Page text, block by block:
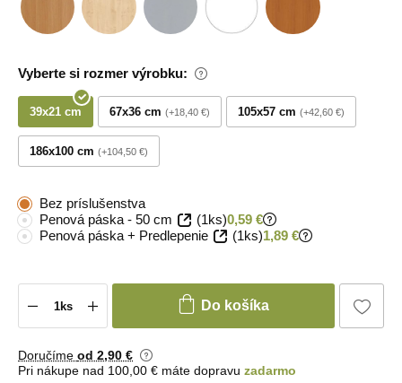
Vyberte si rozmer výrobku:
39x21 cm 67x36 cm +18,40 € 105x57 cm +42,60 €
186x100 cm +104,50 €
Bez príslušenstva
Penová páska - 50 cm
(1ks)0,59 €
Penová páska + Predlepenie
(1ks)1,89 €
Do košíka
Doručíme od 2,90 €
Pri nákupe nad 100,00 € máte dopravu zadarmo